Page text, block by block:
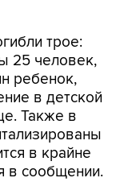
трое:
25 человек,
ребенок,
в детской
Также в
в крайне
в сообщении.